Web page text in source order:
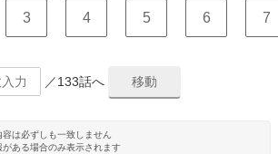
3 4 5 6 7
／133話へ
は必ずしも一致しません
がある場合のみ表示されます